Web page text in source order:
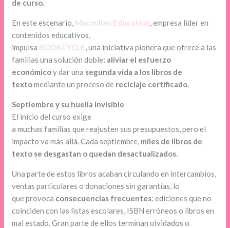
de curso.
En este escenario, Macmillan Education, empresa líder en
contenidos educativos,
impulsa BOOKCYCLE, una iniciativa pionera que ofrece a las
familias una solución doble: aliviar el esfuerzo
económicoy dar una segunda vida a los libros de
textomediante un proceso de reciclaje certificado.
Septiembre y su huella invisible
El inicio del curso exige
a muchas familias que reajusten sus presupuestos, pero el
impacto va más allá. Cada septiembre, miles de libros de
texto se desgastan o quedan desactualizados.
Una parte de estos libros acaban circulando en intercambios,
ventas particulares o donaciones sin garantías, lo
que provoca consecuencias frecuentes: ediciones que no
coinciden con las listas escolares, ISBN erróneos o libros en
mal estado. Gran parte de ellos terminan olvidados o